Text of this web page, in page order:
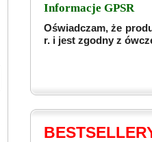
Informacje GPSR
Oświadczam, że
r. i jest zgodny z